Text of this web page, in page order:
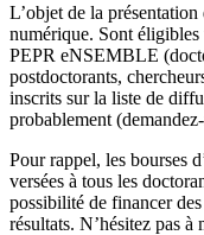
L’objet de la
numérique. Sont éligibles
PEPR eNSEMBLE
postdoctorants,
inscrits sur la liste de
probablement
Pour rappel, les bourses
versées à tous les
possibilité de financer
résultats. N’hésitez pas